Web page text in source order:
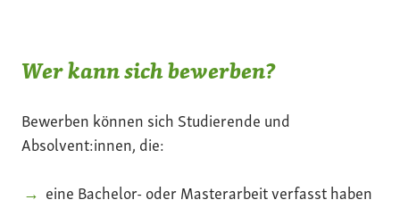
Wer kann sich bewerben?
Bewerben können sich Studierende und
Absolvent:innen, die:
eine Bachelor- oder Masterarbeit verfasst haben